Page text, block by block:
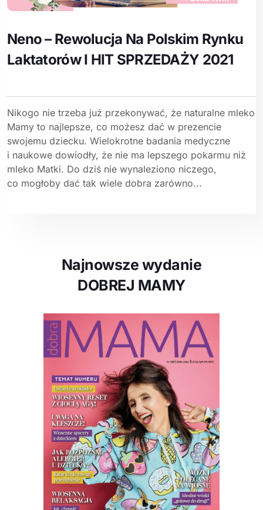
Neno – Rewolucja Na Polskim Rynku
Laktatorów I HIT SPRZEDAŻY 2021
Nikogo nie trzeba już przekonywać, że naturalne mleko
Mamy to najlepsze, co możesz dać w prezencie
swojemu dziecku. Wielokrotne badania medyczne
i naukowe dowiodły, że nie ma lepszego pokarmu niż
mleko Matki. Do dziś nie wynaleziono niczego,
co mogłoby dać tak wiele dobra zarówno...
Najnowsze wydanie
DOBREJ MAMY